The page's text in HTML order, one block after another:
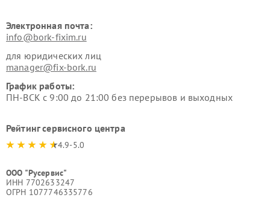
Электронная почта:
info@bork-fixim.ru
для юридических лиц
manager@fix-bork.ru
График работы:
ПН-ВСК с 9:00 до 21:00 без перерывов и выходных
Рейтинг сервисного центра
4.9-5.0
ООО "Русервис"
ИНН 7702633247
ОГРН 1077746335776